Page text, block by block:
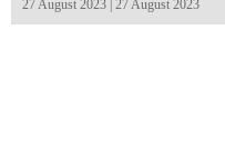
27 August 2023 | 27 August 2023